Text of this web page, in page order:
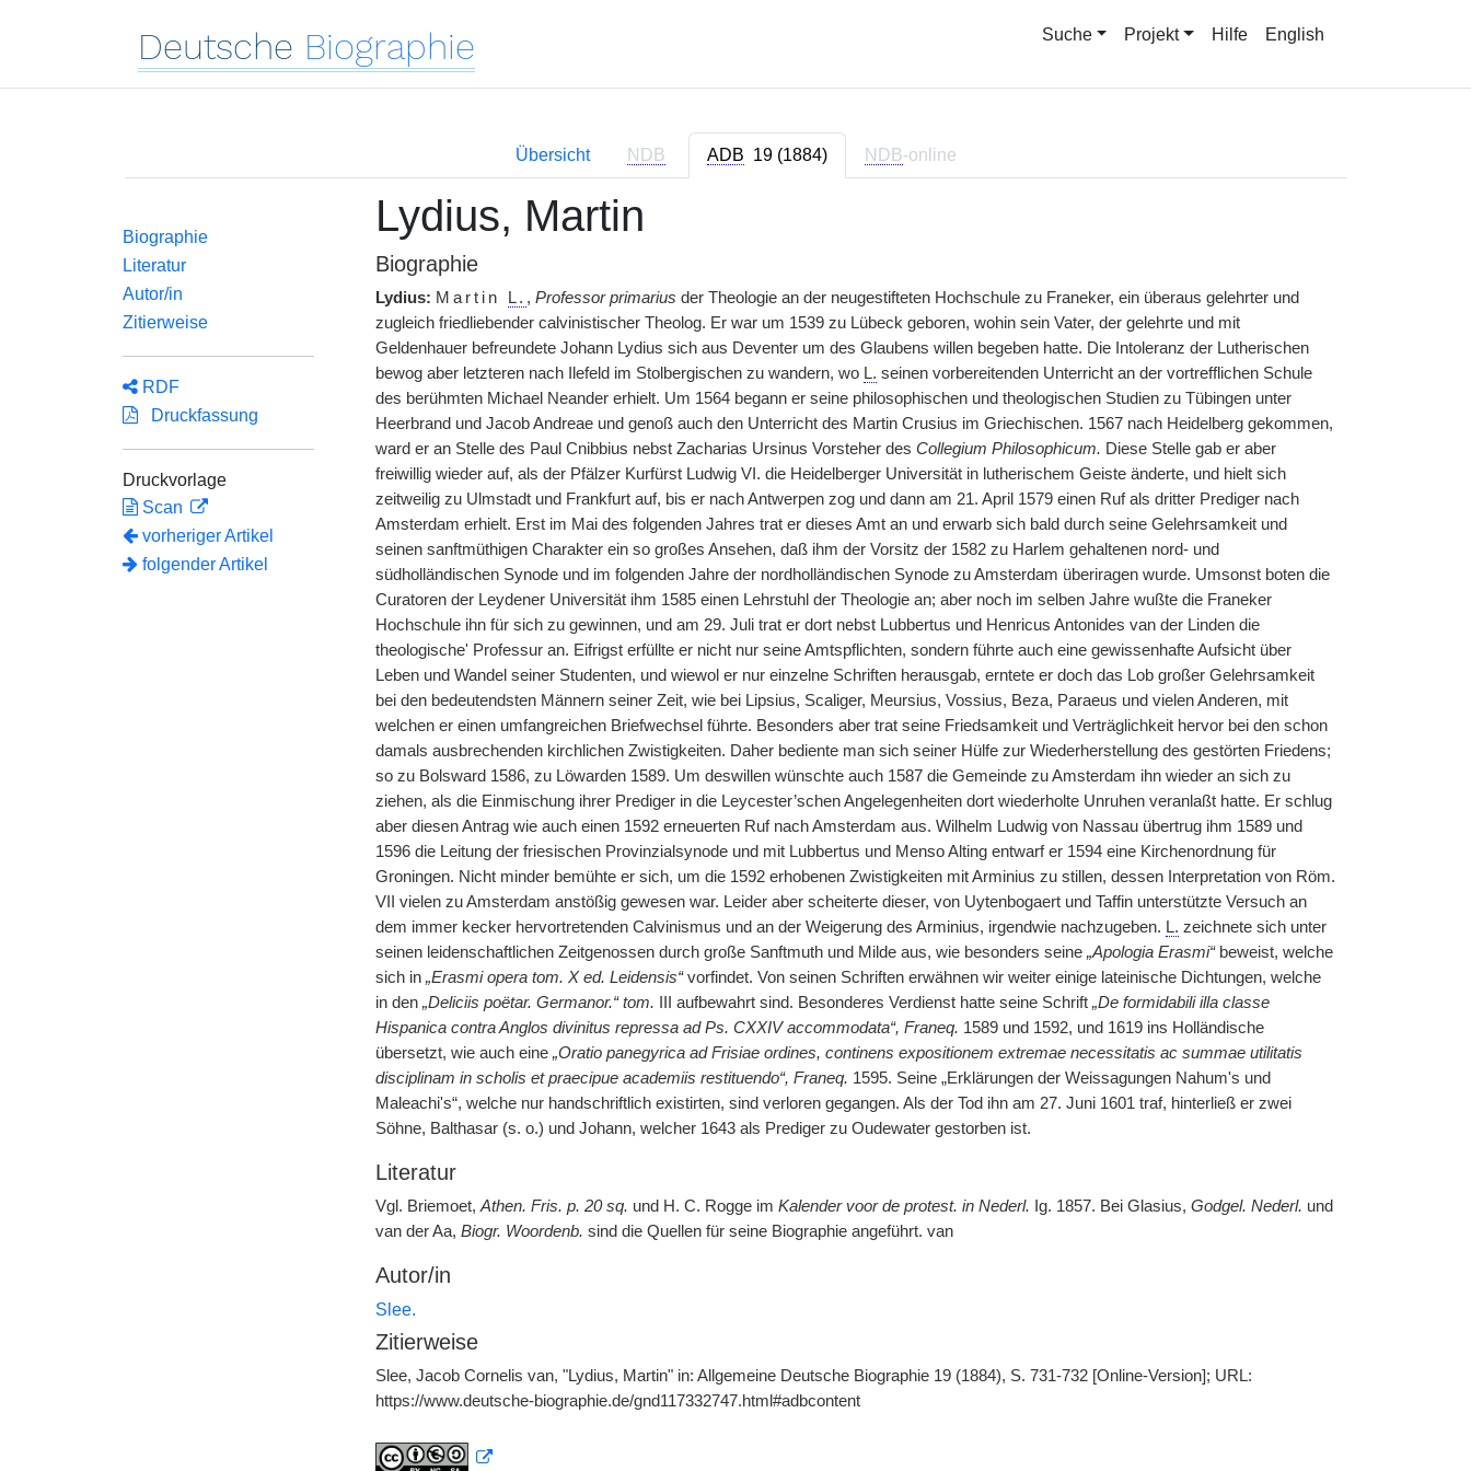
Deutsche Biographie Suche Projekt Hilfe English
Übersicht NDB ADB 19 (1884) NDB-online
Biographie
Literatur
Autor/in
Zitierweise
RDF
Druckfassung
Druckvorlage
Scan
vorheriger Artikel
folgender Artikel
Lydius, Martin
Biographie
Lydius: Martin L. ,Professor primarius der Theologie an der neugestifteten Hochschule zu Franeker, ein überaus gelehrter und
zugleich friedliebender calvinistischer Theolog. Er war um 1539 zu Lübeck geboren, wohin sein Vater, der gelehrte und mit
Geldenhauer befreundete Johann Lydius sich aus Deventer um des Glaubens willen begeben hatte. Die Intoleranz der Lutherischen
bewog aber letzteren nach Ilefeld im Stolbergischen zu wandern, wo L. seinen vorbereitenden Unterricht an der vortrefflichen Schule
des berühmten Michael Neander erhielt. Um 1564 begann er seine philosophischen und theologischen Studien zu Tübingen unter
Heerbrand und Jacob Andreae und genoß auch den Unterricht des Martin Crusius im Griechischen. 1567 nach Heidelberg gekommen,
ward er an Stelle des Paul Cnibbius nebst Zacharias Ursinus Vorsteher des Collegium Philosophicum. Diese Stelle gab er aber
freiwillig wieder auf, als der Pfälzer Kurfürst Ludwig VI. die Heidelberger Universität in lutherischem Geiste änderte, und hielt sich
zeitweilig zu Ulmstadt und Frankfurt auf, bis er nach Antwerpen zog und dann am 21. April 1579 einen Ruf als dritter Prediger nach
Amsterdam erhielt. Erst im Mai des folgenden Jahres trat er dieses Amt an und erwarb sich bald durch seine Gelehrsamkeit und
seinen sanftmüthigen Charakter ein so großes Ansehen, daß ihm der Vorsitz der 1582 zu Harlem gehaltenen nord- und
südholländischen Synode und im folgenden Jahre der nordholländischen Synode zu Amsterdam überiragen wurde. Umsonst boten die
Curatoren der Leydener Universität ihm 1585 einen Lehrstuhl der Theologie an; aber noch im selben Jahre wußte die Franeker
Hochschule ihn für sich zu gewinnen, und am 29. Juli trat er dort nebst Lubbertus und Henricus Antonides van der Linden die
theologische' Professur an. Eifrigst erfüllte er nicht nur seine Amtspflichten, sondern führte auch eine gewissenhafte Aufsicht über
Leben und Wandel seiner Studenten, und wiewol er nur einzelne Schriften herausgab, erntete er doch das Lob großer Gelehrsamkeit
bei den bedeutendsten Männern seiner Zeit, wie bei Lipsius, Scaliger, Meursius, Vossius, Beza, Paraeus und vielen Anderen, mit
welchen er einen umfangreichen Briefwechsel führte. Besonders aber trat seine Friedsamkeit und Verträglichkeit hervor bei den schon
damals ausbrechenden kirchlichen Zwistigkeiten. Daher bediente man sich seiner Hülfe zur Wiederherstellung des gestörten Friedens;
so zu Bolsward 1586, zu Löwarden 1589. Um deswillen wünschte auch 1587 die Gemeinde zu Amsterdam ihn wieder an sich zu
ziehen, als die Einmischung ihrer Prediger in die Leycester’schen Angelegenheiten dort wiederholte Unruhen| veranlaßt hatte. Er schlug
aber diesen Antrag wie auch einen 1592 erneuerten Ruf nach Amsterdam aus. Wilhelm Ludwig von Nassau übertrug ihm 1589 und
1596 die Leitung der friesischen Provinzialsynode und mit Lubbertus und Menso Alting entwarf er 1594 eine Kirchenordnung für
Groningen. Nicht minder bemühte er sich, um die 1592 erhobenen Zwistigkeiten mit Arminius zu stillen, dessen Interpretation von Röm.
VII vielen zu Amsterdam anstößig gewesen war. Leider aber scheiterte dieser, von Uytenbogaert und Taffin unterstützte Versuch an
dem immer kecker hervortretenden Calvinismus und an der Weigerung des Arminius, irgendwie nachzugeben. L. zeichnete sich unter
seinen leidenschaftlichen Zeitgenossen durch große Sanftmuth und Milde aus, wie besonders seine „Apologia Erasmi“beweist, welche
sich in „Erasmi opera tom. X ed. Leidensis“vorfindet. Von seinen Schriften erwähnen wir weiter einige lateinische Dichtungen, welche
in den „Deliciis poëtar. Germanor.“ tom. III aufbewahrt sind. Besonderes Verdienst hatte seine Schrift „De formidabili illa classe
Hispanica contra Anglos divinitus repressa ad Ps. CXXIV accommodata“, Franeq. 1589 und 1592, und 1619 ins Holländische
übersetzt, wie auch eine „Oratio panegyrica ad Frisiae ordines, continens expositionem extremae necessitatis ac summae utilitatis
disciplinam in scholis et praecipue academiis restituendo“, Franeq. 1595. Seine „Erklärungen der Weissagungen Nahum's und
Maleachi's“, welche nur handschriftlich existirten, sind verloren gegangen. Als der Tod ihn am 27. Juni 1601 traf, hinterließ er zwei
Söhne, Balthasar (s. o.) und Johann, welcher 1643 als Prediger zu Oudewater gestorben ist.
Literatur
Vgl. Briemoet, Athen. Fris. p. 20 sq. und H. C. Rogge im Kalender voor de protest. in Nederl. Ig. 1857. Bei Glasius, Godgel. Nederl. und
van der Aa, Biogr. Woordenb. sind die Quellen für seine Biographie angeführt. van
Autor/in
Slee.
Zitierweise
Slee, Jacob Cornelis van, "Lydius, Martin" in: Allgemeine Deutsche Biographie 19 (1884), S. 731-732 [Online-Version]; URL:
https://www.deutsche-biographie.de/gnd117332747.html#adbcontent